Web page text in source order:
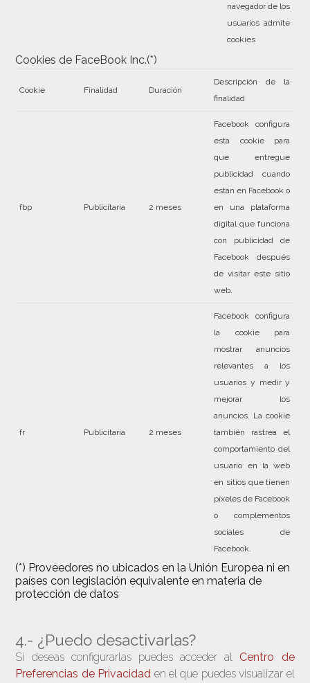
navegador de los
usuarios admite
cookies
Cookies de FaceBook Inc.(*)
Cookie Finalidad Duración
Descripción de la
finalidad
fbp Publicitaria 2 meses
Facebook configura
esta cookie para
que entregue
publicidad cuando
están en Facebook o
en una plataforma
digital que funciona
con publicidad de
Facebook después
de visitar este sitio
web.
fr Publicitaria 2 meses
Facebook configura
la cookie para
mostrar anuncios
relevantes a los
usuarios y medir y
mejorar los
anuncios. La cookie
también rastrea el
comportamiento del
usuario en la web
en sitios que tienen
píxeles de Facebook
o complementos
sociales de
Facebook.
(*) Proveedores no ubicados en la Unión Europea ni en
países con legislación equivalente en materia de
protección de datos
4.- ¿Puedo desactivarlas?
Si deseas configurarlas puedes acceder al Centro de
Preferencias de Privacidad en el que puedes visualizar el